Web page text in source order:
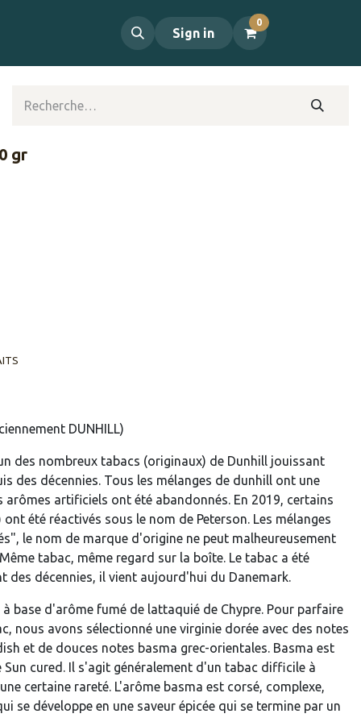
Sign in
0
gr
DUNHILL)
des nombreux tabacs (originaux) de Dunhill jouissant
des décennies. Tous les mélanges de dunhill ont une
arômes artificiels ont été abandonnés. En 2019, certains
été réactivés sous le nom de Peterson. Les mélanges
le nom de marque d'origine ne peut malheureusement
tabac, même regard sur la boîte. Le tabac a été
des décennies, il vient aujourd'hui du Danemark.
base d'arôme fumé de lattaquié de Chypre. Pour parfaire
nous avons sélectionné une virginie dorée avec des notes
et de douces notes basma grec-orientales. Basma est
cured. Il s'agit généralement d'un tabac difficile à
certaine rareté. L'arôme basma est corsé, complexe,
se développe en une saveur épicée qui se termine par un